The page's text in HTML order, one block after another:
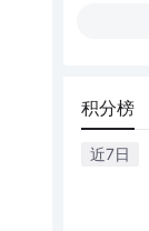
积分榜
近7日